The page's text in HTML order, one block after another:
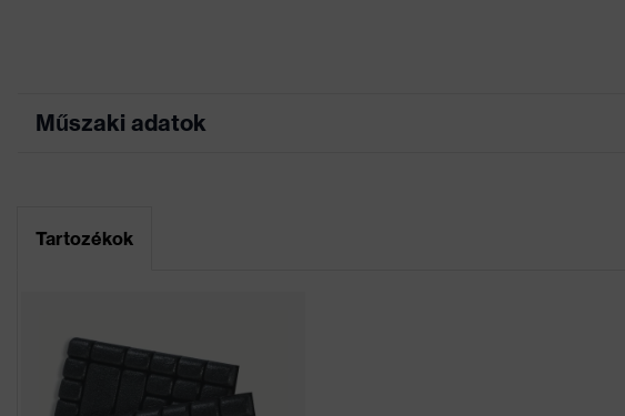
Műszaki adatok
Keresőszín (szűrő)
Jelölés termékcsalád
Munkakörnyezetekhez
Tartozékok